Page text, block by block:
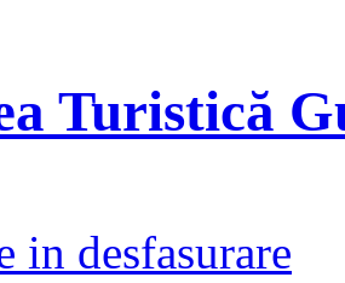
Turistică
in desfasurare